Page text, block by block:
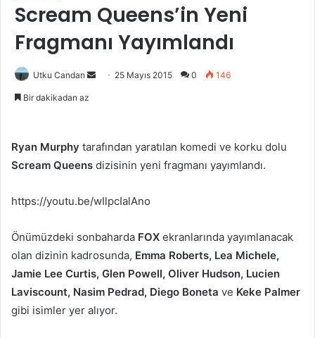
Scream Queens’in Yeni
Fragmanı Yayımlandı
Utku Candan
-
p
g
ö
n
d
e
25 Mayıs 2015 0 146
Bir dakikadan az
Ryan Murphy tarafından yaratılan komedi ve korku dolu
Scream Queens dizisinin yeni fragmanı yayımlandı.
https://youtu.be/wIlpcIalAno
Önümüzdeki sonbaharda FOX ekranlarında yayımlanacak
olan dizinin kadrosunda, Emma Roberts, Lea Michele,
Jamie Lee Curtis, Glen Powell, Oliver Hudson, Lucien
Laviscount, Nasim Pedrad, Diego Boneta ve Keke Palmer
gibi isimler yer alıyor.